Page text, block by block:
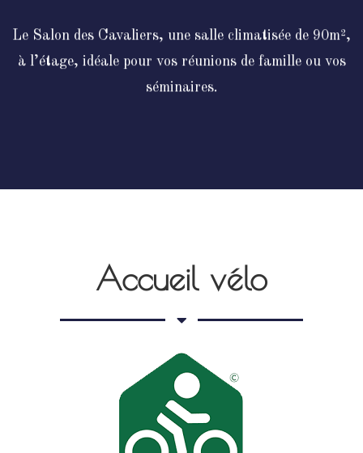
Le Salon des Cavaliers, une salle climatisée de 90m²,
à l’étage, idéale pour vos réunions de famille ou vos
séminaires.
Accueil vélo